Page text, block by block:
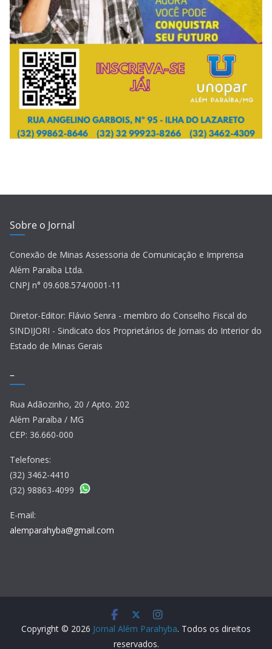
Sobre o Jornal
Conexão de Minas Assessoria de Comunicação e Imprensa
Além Paraíba Ltda.
CNPJ n° 09.608.574/0001-11
Diretor-Editor: Flávio Senra - membro do Conselho Fiscal do
SINDIJORI - Sindicato dos Proprietários de Jornais do Interior do
Estado de Minas Gerais
–
Rua Adãozinho, 20 / Apto. 202
Além Paraíba / MG
CEP: 36.660-000
Telefones:
(32) 3462-4410
(32) 98863-4099
E-mail:
alemparahyba@gmail.com
Copyright © 2026 Jornal Além Parahyba. Todos os direitos
reservados.